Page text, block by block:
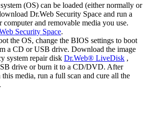
(OS) can be loaded (either normally or
Dr.Web Security Space and run a
and removable media you use.
Security Space.
the OS, change the BIOS settings to boot
a CD or USB drive. Download the image
system repair disk Dr.Web® LiveDisk ,
drive or burn it to a CD/DVD. After
media, run a full scan and cure all the